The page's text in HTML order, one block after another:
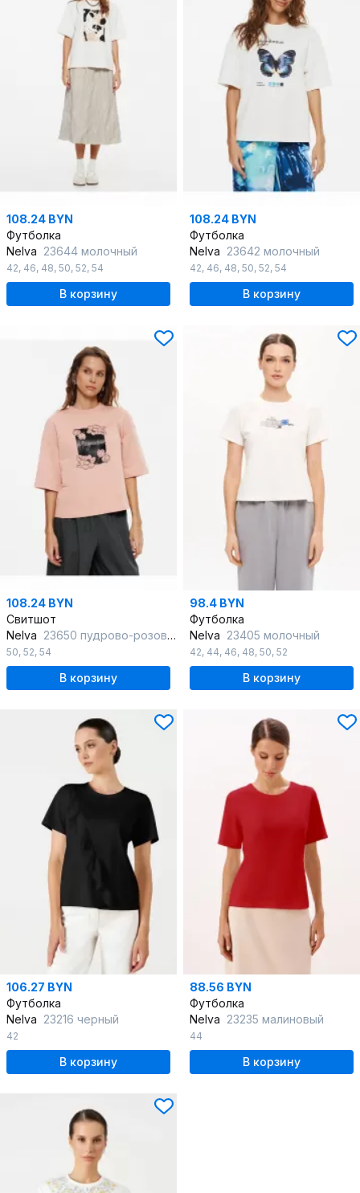
108.24 BYN
Футболка
Nelva 23644 молочный
42, 46, 48, 50, 52, 54
В корзину
108.24 BYN
Футболка
Nelva 23642 молочный
42, 46, 48, 50, 52, 54
В корзину
108.24 BYN
Свитшот
Nelva 23650 пудрово-розовый
50, 52, 54
В корзину
98.4 BYN
Футболка
Nelva 23405 молочный
42, 44, 46, 48, 50, 52
В корзину
106.27 BYN
Футболка
Nelva 23216 черный
42
В корзину
88.56 BYN
Футболка
Nelva 23235 малиновый
44
В корзину